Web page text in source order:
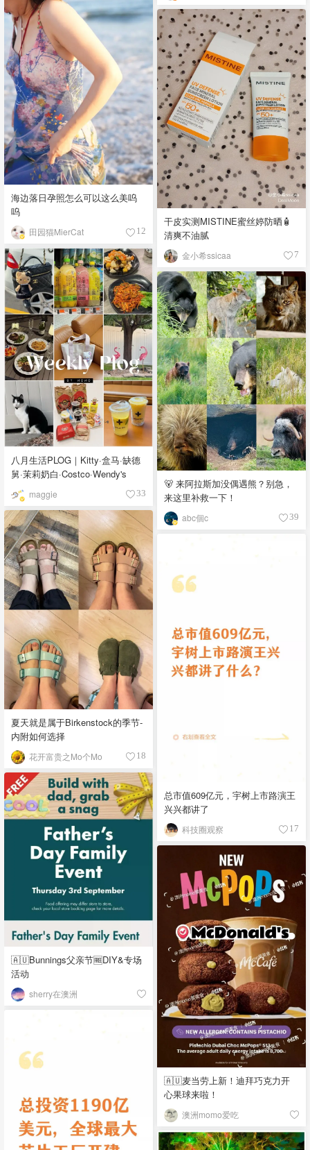
海边落日孕照怎么可以这么美呜
呜
田园猫MierCat 12
干皮实测MISTINE蜜丝婷防晒🧴
清爽不油腻
金小希ssicaa 7
八月生活PLOG｜Kitty·盒马·缺德
舅·茉莉奶白·Costco·Wendy's
maggie 33
🐻 来阿拉斯加没偶遇熊？别急，
来这里补救一下！
abc個c 39
夏天就是属于Birkenstock的季节-
内附如何选择
花开富贵之Mo个Mo 18
总市值609亿元，宇树上市路演王
兴兴都讲了
科技圈观察 17
🇦🇺Bunnings父亲节🆓DIY&专场
活动
sherry在澳洲
🇦🇺麦当劳上新！迪拜巧克力开
心果球来啦！
澳洲momo爱吃